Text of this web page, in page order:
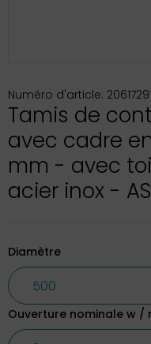
Numéro d'article:
Tamis de
avec cadre
mm - avec
acier inox -
Diamètre
Ouverture nominale w /